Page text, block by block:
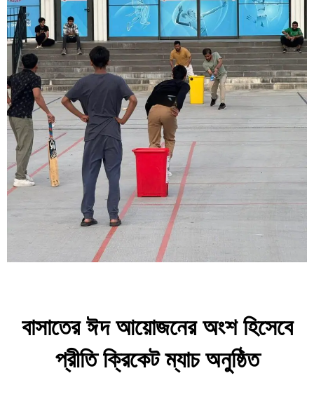
বাসাতের ঈদ আয়োজনের অংশ হিসেবে
প্রীতি ক্রিকেট ম্যাচ অনুষ্ঠিত